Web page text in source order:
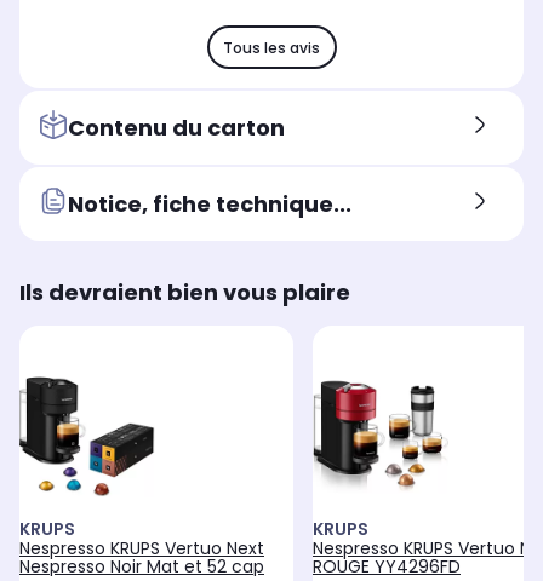
Tous les avis
Contenu du carton
Notice, fiche technique...
Ils devraient bien vous plaire
KRUPS
Nespresso KRUPS Vertuo Next
Nespresso Noir Mat et 52 cap
KRUPS
Nespresso KRUPS Vertuo
ROUGE YY4296FD